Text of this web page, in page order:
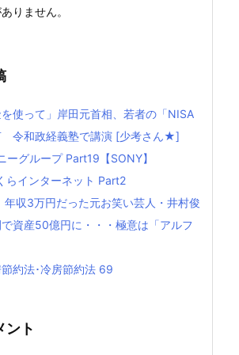
りません。
を使って」岸田元首相、若者の「NISA
令和政経義塾で講演 [少考さん★]
ーグループ Part19【SONY】
らインターネット Part2
年収3万円だった元お笑い芸人・井村俊
資産50億円に・・・極意は「アルフ
節約法･冷房節約法 69
ント